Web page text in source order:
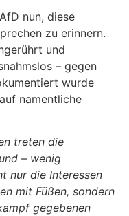
nun, diese
zu erinnern.
und
– gegen
wurde
namentliche
treten die
– wenig
nur die Interessen
mit Füßen, sondern
gegebenen